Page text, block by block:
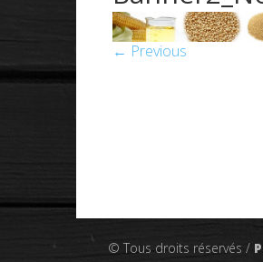
← Previous
© Tous droits réservés /